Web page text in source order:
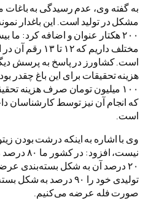
به گفته وی، عدم رسیدگی به باغات
مشکل در تولید است. این باغدار
مختلف داریم که
است. کشاورز در پاسخ به پرسش
هزینه تحقیقات برای این باغ چقدر
۱۰۰ میلیون تومان صرف هزینه
که انجام آن نیز توسط کارشناسان
است.
وی با اشاره به اینکه درشت بودن
نیست،
۲۰ درصد آن به شکل بسته‌بندی
صورت فله عرضه می‌کنیم.